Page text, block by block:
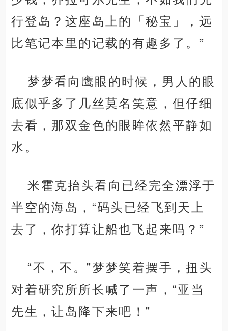
行登岛？这座岛上的「秘宝」，远
比笔记本里的记载的有趣多了。”
梦梦看向鹰眼的时候，男人的眼
底似乎多了几丝莫名笑意，但仔细
去看，那双金色的眼眸依然平静如
水。
米霍克抬头看向已经完全漂浮于
半空的海岛，“码头已经飞到天上
去了，你打算让船也飞起来吗？”
“不，不。”梦梦笑着摆手，扭头
对着研究所所长喊了一声，“亚当
先生，让岛降下来吧！”